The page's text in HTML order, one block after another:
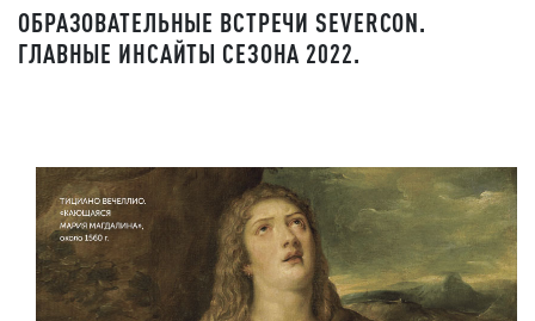
ОБРАЗОВАТЕЛЬНЫЕ ВСТРЕЧИ SEVERCON.
ГЛАВНЫЕ ИНСАЙТЫ СЕЗОНА 2022.